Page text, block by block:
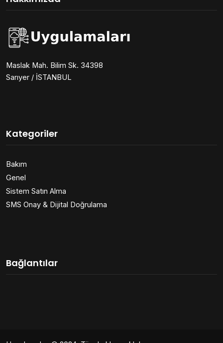
Maslak Mah. Bilim Sk. 34398
Sarıyer / İSTANBUL
Kategoriler
Bakım
Genel
Sistem Satın Alma
SMS Onay & Dijital Doğrulama
Bağlantılar